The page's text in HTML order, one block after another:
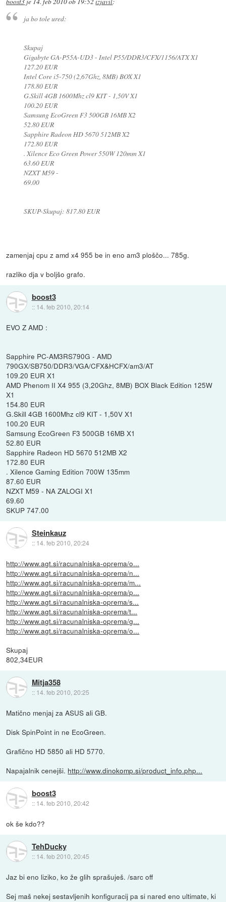
ja bo tole ured:
Skupaj
Gigabyte GA-P55A-UD3 - Intel P55/DDR3/CFX/1156/ATX X1
127.20 EUR
Intel Core i5-750 (2,67Ghz, 8MB) BOX X1
178.80 EUR
G.Skill 4GB 1600Mhz cl9 KIT - 1,50V X1
100.20 EUR
Samsung EcoGreen F3 500GB 16MB X2
52.80 EUR
Sapphire Radeon HD 5670 512MB X2
172.80 EUR
. Xilence Eco Green Power 550W 120mm X1
63.60 EUR
NZXT M59 -
69.00
SKUP-Skupaj: 817.80 EUR
zamenjaj cpu z amd x4 955 be in eno am3 ploščo... 785g.
razliko dja v boljšo grafo.
boost3
:: 14. feb 2010, 20:14
EVO Z AMD :
Sapphire PC-AM3RS790G - AMD
790GX/SB750/DDR3/VGA/CFX&HCFX/am3/AT
109.20 EUR X1
AMD Phenom II X4 955 (3,20Ghz, 8MB) BOX Black Edition 125W
X1
154.80 EUR
G.Skill 4GB 1600Mhz cl9 KIT - 1,50V X1
100.20 EUR
Samsung EcoGreen F3 500GB 16MB X1
52.80 EUR
Sapphire Radeon HD 5670 512MB X2
172.80 EUR
. Xilence Gaming Edition 700W 135mm
87.60 EUR
NZXT M59 - NA ZALOGI X1
69.60
SKUP 747.00
Steinkauz
:: 14. feb 2010, 20:24
http://www.agt.si/racunalniska-oprema/o...
http://www.agt.si/racunalniska-oprema/n...
http://www.agt.si/racunalniska-oprema/m...
http://www.agt.si/racunalniska-oprema/p...
http://www.agt.si/racunalniska-oprema/s...
http://www.agt.si/racunalniska-oprema/t...
http://www.agt.si/racunalniska-oprema/g...
http://www.agt.si/racunalniska-oprema/o...
Skupaj
802,34EUR
Mitja358
:: 14. feb 2010, 20:25
Matično menjaj za ASUS ali GB.
Disk SpinPoint in ne EcoGreen.
Grafično HD 5850 ali HD 5770.
Napajalnik cenejši. http://www.dinokomp.si/product_info.php...
boost3
:: 14. feb 2010, 20:42
ok še kdo??
TehDucky
:: 14. feb 2010, 20:45
Jaz bi eno liziko, ko že glih sprašuješ. /sarc off
Sej maš nekej sestavljenih konfiguracij pa si nared eno ultimate, ki